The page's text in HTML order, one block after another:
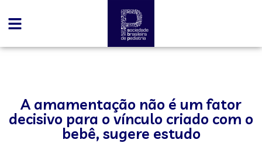
A amamentação não é um fator
decisivo para o vínculo criado com o
bebê, sugere estudo